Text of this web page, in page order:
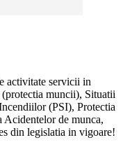
activitate servicii in
muncii), Situatii
(PSI), Protectia
de munca,
din legislatia in vigoare!